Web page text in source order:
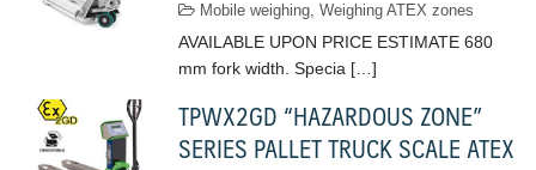
Mobile weighing,Weighing ATEX zones
AVAILABLE UPON PRICE ESTIMATE 680
mm fork width. Specia […]
TPWX2GD “HAZARDOUS ZONE”
SERIES PALLET TRUCK SCALE ATEX